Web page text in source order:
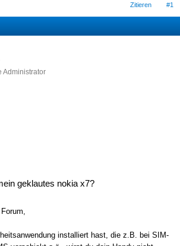
Zitieren #1
Administrator
geklautes nokia x7?
installiert hast, die z.B. bei SIM-